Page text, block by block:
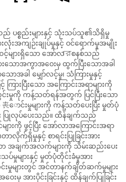
ပစ္စည်းများနှင့် သုံးသပ်သူ၏သိရှိမှု
းအကျဉ်းချုပ်မှုနှင့် ဝင်ရောက်မှုအမျိုး
င့်များရှိသော အော်လারစနစ်သည်
သောအကွာအဝေးမှ ထွက်ပြီးသောအခါ
ာအခါ မျှော်လင့်မှု၊ သံကြားမှုနှင့်
ကြားပြီးသော အကြောင်းအရာများကို
င်းမှုကို ကန့်သတ်ရန်အတွက် ပြင်ပြီးသော
丧ောင်းမှုများကို ကန့်သတ်ပေးပြီး မှုတ်ပုံ
ပြုလုပ်ပေးသည်။ ထိန်ချက်သည်
ျားကို ဖွင့်ပြီး အော်လာအကြောင်းအရာ
လိုက်ရှိမှုနှင့် စာရင်းပြုခြင်းအား
ာ အချက်အလက်များကို သိမ်းဆည်းပေး
ပ်မှုများနှင့် မှုတ်ပုံတိုင်းခံမှုအား
မှုများတွင် အင်တာနက်ချိတ်ဆက်မှုများ
အားပိုင်းခြင်းနှင့် ထိန်ချက်ပြုခြင်း